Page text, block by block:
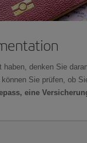
haben, denken Sie
Sie prüfen, ob
eine